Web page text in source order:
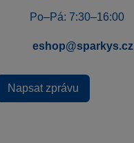
Po–Pá: 7:30–16:00
eshop@sparkys.cz
Napsat zprávu